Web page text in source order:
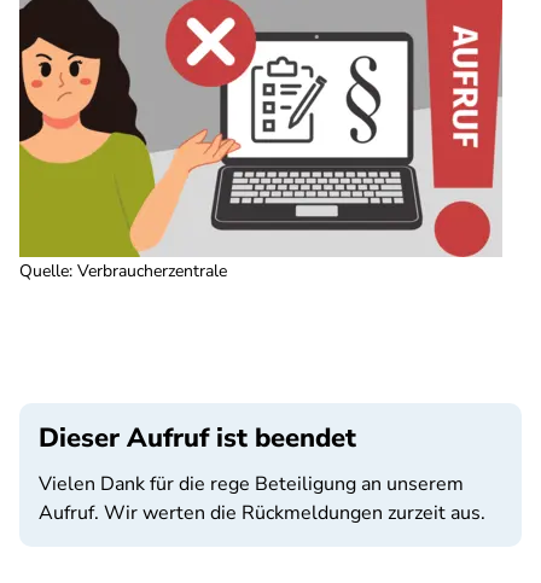
Quelle: Verbraucherzentrale
Dieser Aufruf ist beendet
Vielen Dank für die rege Beteiligung an unserem
Aufruf. Wir werten die Rückmeldungen zurzeit aus.